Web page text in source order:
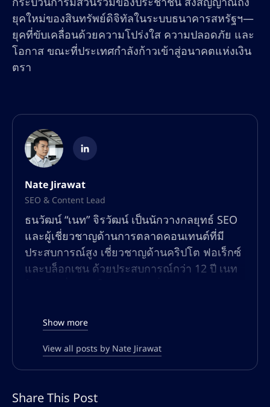
ยุคใหม่ของสินทรัพย์ดิจิทัลในระบบธนาคารสหรัฐฯ—
ยุคที่ขับเคลื่อนด้วยความโปร่งใส ความปลอดภัย และ
โอกาส ขณะที่ประเทศกำลังก้าวเข้าสู่อนาคตแห่งเงิน
ตรา
Nate Jirawat
SEO & Content Lead
ธนวัฒน์ “เนท” จิรวัฒน์ เป็นนักวางกลยุทธ์ SEO
และผู้เชี่ยวชาญด้านการตลาดคอนเทนต์ที่มี
ประสบการณ์สูง เชี่ยวชาญด้านคริปโต ฟอเร็กซ์
และบล็อกเชน ด้วยประสบการณ์กว่า 12 ปี เนท
ในการค้นหา และการสร้างคอนเทนต์ที่มีอัตรา
การแปลงสูงสำหรับแพลตฟอร์มทางการเงินและ
การซื้อขายทั่วโลก
เทคนิค การปรับแต่งทั้งแบบออนเพจและออฟ
Show more
View all posts by Nate Jirawat
Share This Post